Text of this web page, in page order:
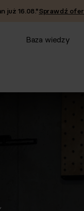
już 16.08.*Sprawdź
Baza wiedzy